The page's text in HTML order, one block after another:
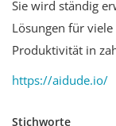
Sie wird ständig
Lösungen für
Produktivität in
https://aidude.io/
Stichworte